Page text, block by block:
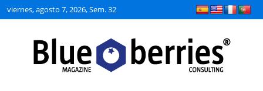
viernes, agosto 7, 2026, Sem. 32